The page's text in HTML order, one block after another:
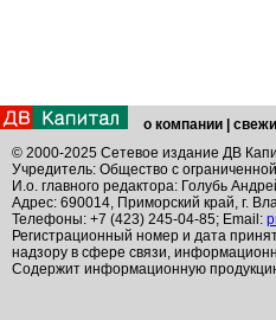
о компании
© 2000-2025 Сетевое издание ДВ
Учредитель: Общество с
И.о. главного редактора: Голубь
Адрес: 690014, Приморский край, г.
Телефоны: +7 (423) 245-04-85; Email:
Регистрационный номер и дата
надзору в сфере связи,
Содержит информационную